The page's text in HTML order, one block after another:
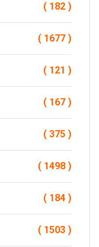
( 182 )
( 1677 )
( 121 )
( 167 )
( 375 )
( 1498 )
( 184 )
( 1503 )